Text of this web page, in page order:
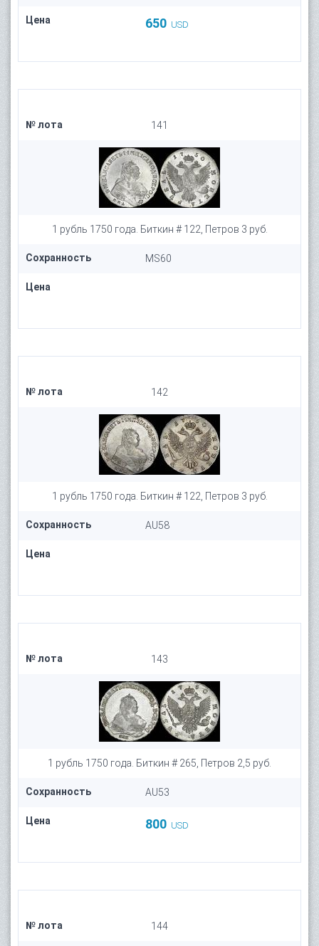
Цена 650 USD
№ лота 141
1 рубль 1750 года. Биткин # 122, Петров 3 руб.
Сохранность MS60
Цена
№ лота 142
1 рубль 1750 года. Биткин # 122, Петров 3 руб.
Сохранность AU58
Цена
№ лота 143
1 рубль 1750 года. Биткин # 265, Петров 2,5 руб.
Сохранность AU53
Цена 800 USD
№ лота 144